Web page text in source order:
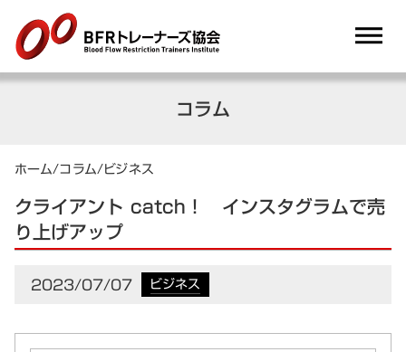
dehaze
コラム
ホーム/コラム/ビジネス
クライアント catch！ インスタグラムで売
り上げアップ
2023/07/07 ビジネス